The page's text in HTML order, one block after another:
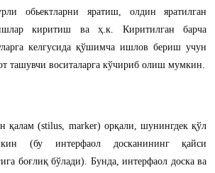
обьектларни яратиш, олдин яратилган
киритиш ва ҳ.к. Киритилган барча
келгусида қўшимча ишлов бериш учун
ташувчи воситаларга кўчириб олиш мумкин.
қалам (stilus, marker) орқали, шунингдек қўл
(бу интерфаол досканининг қайси
боғлиқ бўлади). Бунда, интерфаол доска ва